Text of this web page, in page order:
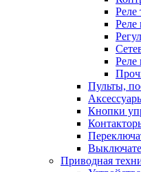
Реле
Реле
Реле
Пульты,
Кнопки
Приводная